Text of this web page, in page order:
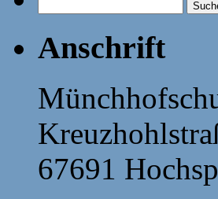
nach:
Anschrift
67691